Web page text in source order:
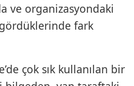
ve organizasyondaki
fark
çok sık kullanılan bir